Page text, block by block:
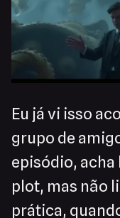
Eu já vi isso
grupo de
episódio, acha
plot, mas não
prática,